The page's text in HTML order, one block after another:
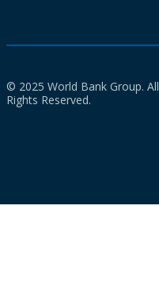
© 2025 World Bank Group. All
Rights Reserved.